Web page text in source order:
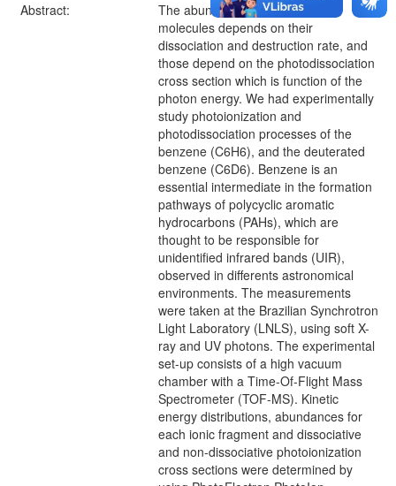
Abstract:
The abundance of interstellar
molecules depends on their
dissociation and destruction rate, and
those depend on the photodissociation
cross section which is function of the
photon energy. We had experimentally
study photoionization and
photodissociation processes of the
benzene (C6H6), and the deuterated
benzene (C6D6). Benzene is an
essential intermediate in the formation
pathways of polycyclic aromatic
hydrocarbons (PAHs), which are
thought to be responsible for
unidentified infrared bands (UIR),
observed in differents astronomical
environments. The measurements
were taken at the Brazilian Synchrotron
Light Laboratory (LNLS), using soft X-
ray and UV photons. The experimental
set-up consists of a high vacuum
chamber with a Time-Of-Flight Mass
Spectrometer (TOF-MS). Kinetic
energy distributions, abundances for
each ionic fragment and dissociative
and non-dissociative photoionization
cross sections were determined by